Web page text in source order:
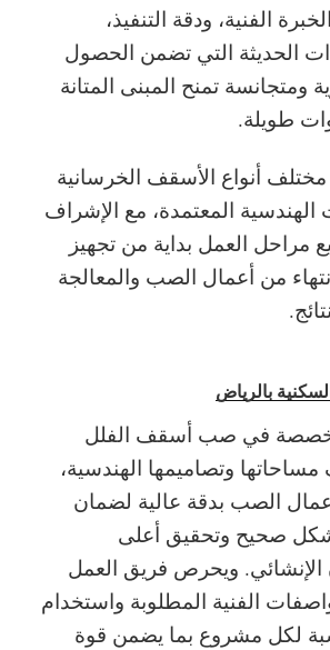
الفنية، ودقة التنفيذ،
الحديثة التي تضمن الحصول
ومتجانسة تمنح المبنى المتانة
طويلة.
أنواع الأسقف الخرسانية
المعتمدة، مع الإشراف
مراحل العمل بداية من تجهيز
من أعمال الصب والمعالجة
بالرياض
في صب أسقف الفلل
وتصاميمها الهندسية،
الصب بدقة عالية لضمان
صحيح وتحقيق أعلى
الإنشائي. ويحرص فريق العمل
الفنية المطلوبة واستخدام
لكل مشروع بما يضمن قوة